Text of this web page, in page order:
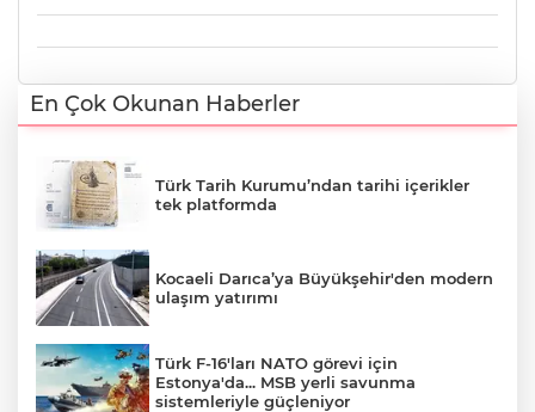
En Çok Okunan Haberler
Türk Tarih Kurumu’ndan tarihi içerikler
tek platformda
Kocaeli Darıca’ya Büyükşehir'den modern
ulaşım yatırımı
Türk F-16'ları NATO görevi için
Estonya'da... MSB yerli savunma
sistemleriyle güçleniyor